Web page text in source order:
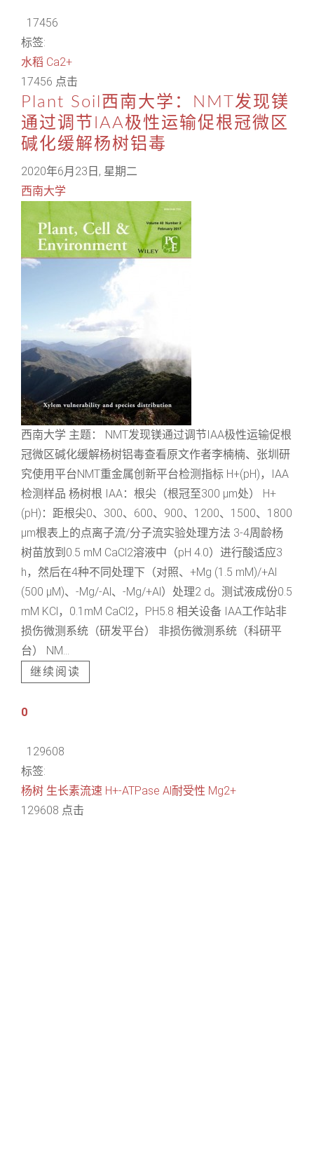
17456
标签:
水稻 Ca2+
17456 点击
Plant Soil西南大学：NMT发现镁
通过调节IAA极性运输促根冠微区
碱化缓解杨树铝毒
2020年6月23日, 星期二
西南大学
西南大学 主题： NMT发现镁通过调节IAA极性运输促根
冠微区碱化缓解杨树铝毒查看原文作者李楠楠、张圳研
究使用平台NMT重金属创新平台检测指标 H+(pH)，IAA
检测样品 杨树根 IAA：根尖（根冠至300 μm处） H+
(pH)：距根尖0、300、600、900、1200、1500、1800
μm根表上的点离子流/分子流实验处理方法 3-4周龄杨
树苗放到0.5 mM CaCl2溶液中（pH 4.0）进行酸适应3
h，然后在4种不同处理下（对照、+Mg (1.5 mM)/+Al
(500 μM)、-Mg/-Al、-Mg/+Al）处理2 d。测试液成份0.5
mM KCl，0.1mM CaCl2，PH5.8 相关设备 IAA工作站非
损伤微测系统（研发平台） 非损伤微测系统（科研平
台） NM...
继续阅读
0
129608
标签:
杨树 生长素流速 H+-ATPase Al耐受性 Mg2+
129608 点击